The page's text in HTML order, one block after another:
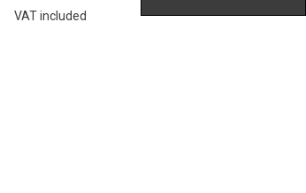
VAT included